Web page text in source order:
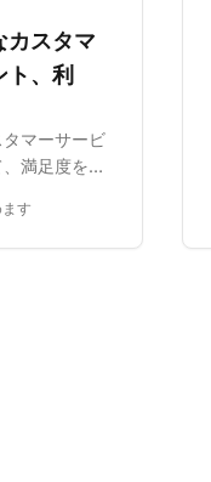
カスタマ
、利
マーサービ
満足度を向
点、実例を
す